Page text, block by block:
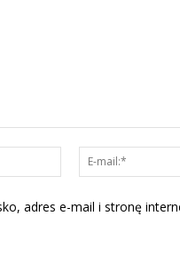
Nazwa:*
adres e-mail i stronę